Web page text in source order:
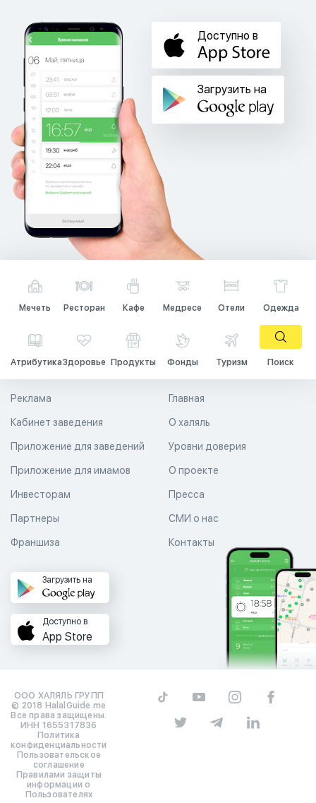
Доступно в
Загрузить на
Мечеть Ресторан Кафе Медресе Отели Одежда
АтрибутикаЗдоровье Продукты Фонды Туризм Поиск
Главная
О халяль
Уровни доверия
Реклама
Кабинет заведения
Приложение для заведений
Приложение для имамов О проекте
Пресса
СМИ о нас
Контакты
Инвесторам
Партнеры
Франшиза
Загрузить на
Доступно в
App Store
ООО ХАЛЯЛЬ ГРУПП
© 2018 HalalGuide.me
Все права защищены.
ИНН 1655317836
Политика
конфиденциальности
Пользовательское
соглашение
Правилами защиты
информации о
Пользователях